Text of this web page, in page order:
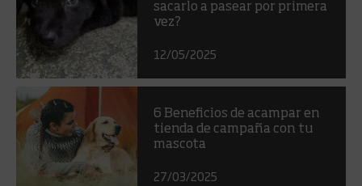
sacarlo a pasear por primera
vez?
12/05/2025
6 Beneficios de acampar en
tienda de campaña con tu
mascota
27/03/2025